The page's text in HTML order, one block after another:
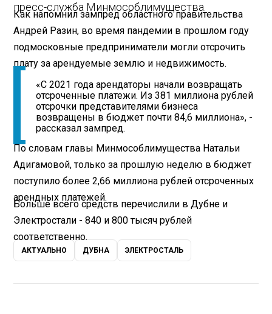
пресс-служба Минмособлимущества.
Как напомнил зампред областного правительства
Андрей Разин, во время пандемии в прошлом году
подмосковные предприниматели могли отсрочить
плату за арендуемые землю и недвижимость.
«С 2021 года арендаторы начали возвращать
отсроченные платежи. Из 381 миллиона рублей
отсрочки представителями бизнеса
возвращены в бюджет почти 84,6 миллиона», -
рассказал зампред.
По словам главы Минмособлимущества Натальи
Адигамовой, только за прошлую неделю в бюджет
поступило более 2,66 миллиона рублей отсроченных
арендных платежей.
Больше всего средств перечислили в Дубне и
Электростали - 840 и 800 тысяч рублей
соответственно.
АКТУАЛЬНО ДУБНА ЭЛЕКТРОСТАЛЬ